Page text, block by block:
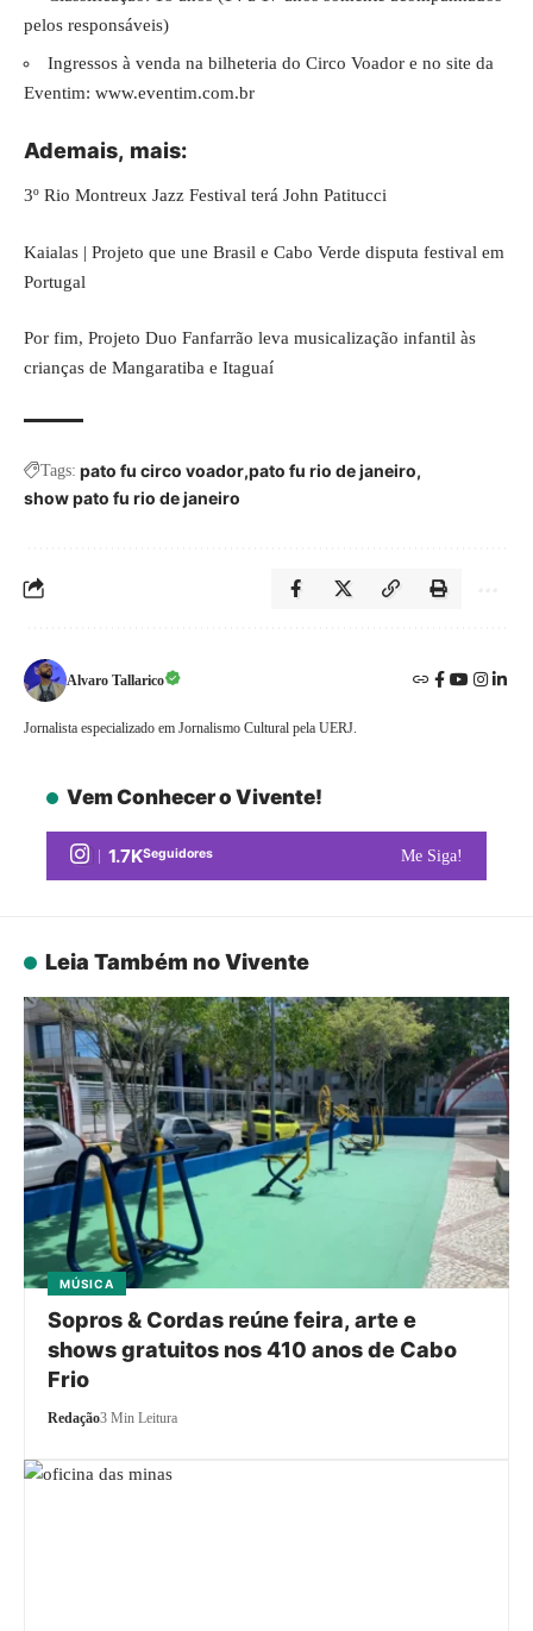
pelos responsáveis)
Ingressos à venda na bilheteria do Circo Voador e no site da
Eventim: www.eventim.com.br
Ademais, mais:
3º Rio Montreux Jazz Festival terá John Patitucci
Kaialas | Projeto que une Brasil e Cabo Verde disputa festival em
Portugal
Por fim, Projeto Duo Fanfarrão leva musicalização infantil às
crianças de Mangaratiba e Itaguaí
Tags: pato fu circo voador pato fu rio de janeiro
show pato fu rio de janeiro
Alvaro Tallarico
Jornalista especializado em Jornalismo Cultural pela UERJ.
Vem Conhecer o Vivente!
1.7KSeguidores Me Siga!
Leia Também no Vivente
MÚSICA
Sopros & Cordas reúne feira, arte e
shows gratuitos nos 410 anos de Cabo
Frio
Redação3 Min Leitura